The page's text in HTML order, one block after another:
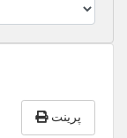
پرینت